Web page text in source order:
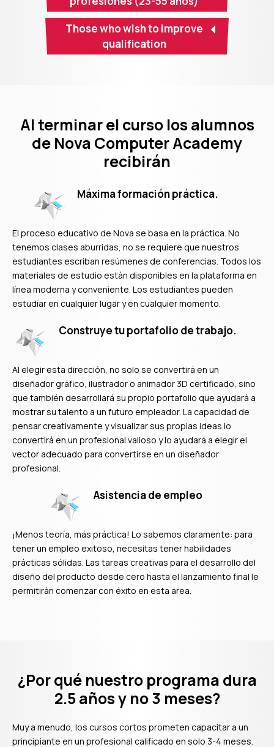
Those who wish to improve
qualification
2020
Al terminar el curso los alumnos
de Nova Computer Academy
recibirán
Máxima formación práctica.
El proceso educativo de Nova se basa en la práctica. No
tenemos clases aburridas, no se requiere que nuestros
estudiantes escriban resúmenes de conferencias. Todos los
materiales de estudio están disponibles en la plataforma en
línea moderna y conveniente. Los estudiantes pueden
estudiar en cualquier lugar y en cualquier momento.
Construye tu portafolio de trabajo.
Al elegir esta dirección, no solo se convertirá en un
diseñador gráfico, ilustrador o animador 3D certificado, sino
que también desarrollará su propio portafolio que ayudará a
mostrar su talento a un futuro empleador. La capacidad de
pensar creativamente y visualizar sus propias ideas lo
convertirá en un profesional valioso y lo ayudará a elegir el
vector adecuado para convertirse en un diseñador
profesional.
Asistencia de empleo
¡Menos teoría, más práctica! Lo sabemos claramente: para
tener un empleo exitoso, necesitas tener habilidades
prácticas sólidas. Las tareas creativas para el desarrollo del
diseño del producto desde cero hasta el lanzamiento final le
permitirán comenzar con éxito en esta área.
¿Por qué nuestro programa dura
2.5 años y no 3 meses?
Muy a menudo, los cursos cortos prometen capacitar a un
principiante en un profesional calificado en solo 3-4 meses.